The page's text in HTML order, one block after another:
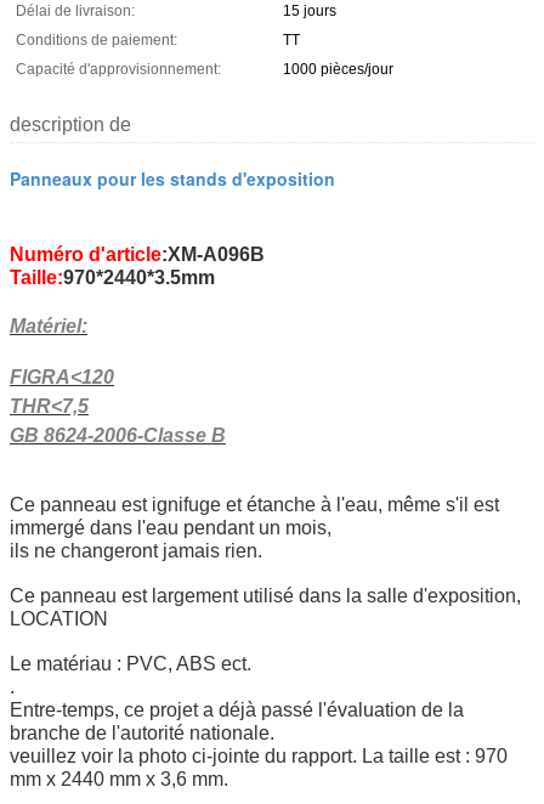
Délai de livraison:
15 jours
Conditions de paiement:
TT
Capacité d'approvisionnement:
1000 pièces/jour
description de
Panneaux pour les stands d'exposition
Numéro d'article:XM-A096B
Taille:970*2440*3.5mm
Matériel:
FIGRA<120
THR<7,5
GB 8624-2006-Classe B
Ce panneau est ignifuge et étanche à l'eau, même s'il est
immergé dans l'eau pendant un mois,
ils ne changeront jamais rien.
Ce panneau est largement utilisé dans la salle d'exposition,
LOCATION
Le matériau : PVC, ABS ect.
.
Entre-temps, ce projet a déjà passé l'évaluation de la
branche de l'autorité nationale.
veuillez voir la photo ci-jointe du rapport. La taille est : 970
mm x 2440 mm x 3,6 mm.